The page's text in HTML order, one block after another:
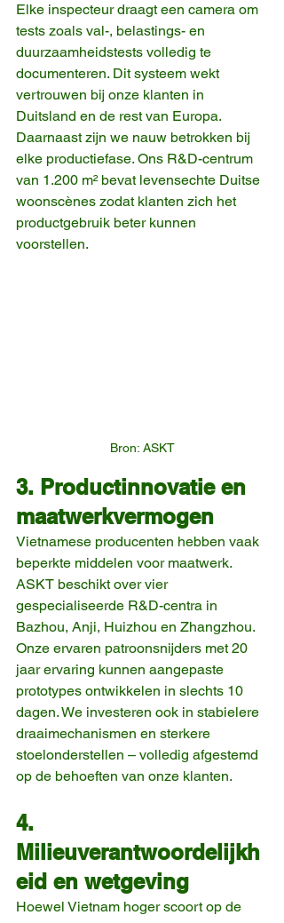
Elke inspecteur draagt een camera om
tests zoals val-, belastings- en
duurzaamheidstests volledig te
documenteren. Dit systeem wekt
vertrouwen bij onze klanten in
Duitsland en de rest van Europa.
Daarnaast zijn we nauw betrokken bij
elke productiefase. Ons R&D-centrum
van 1.200 m² bevat levensechte Duitse
woonscènes zodat klanten zich het
productgebruik beter kunnen
voorstellen.
Bron: ASKT
3. Productinnovatie en
maatwerkvermogen
Vietnamese producenten hebben vaak
beperkte middelen voor maatwerk.
ASKT beschikt over vier
gespecialiseerde R&D-centra in
Bazhou, Anji, Huizhou en Zhangzhou.
Onze ervaren patroonsnijders met 20
jaar ervaring kunnen aangepaste
prototypes ontwikkelen in slechts 10
dagen. We investeren ook in stabielere
draaimechanismen en sterkere
stoelonderstellen – volledig afgestemd
op de behoeften van onze klanten.
4.
Milieuverantwoordelijkh
eid en wetgeving
Hoewel Vietnam hoger scoort op de